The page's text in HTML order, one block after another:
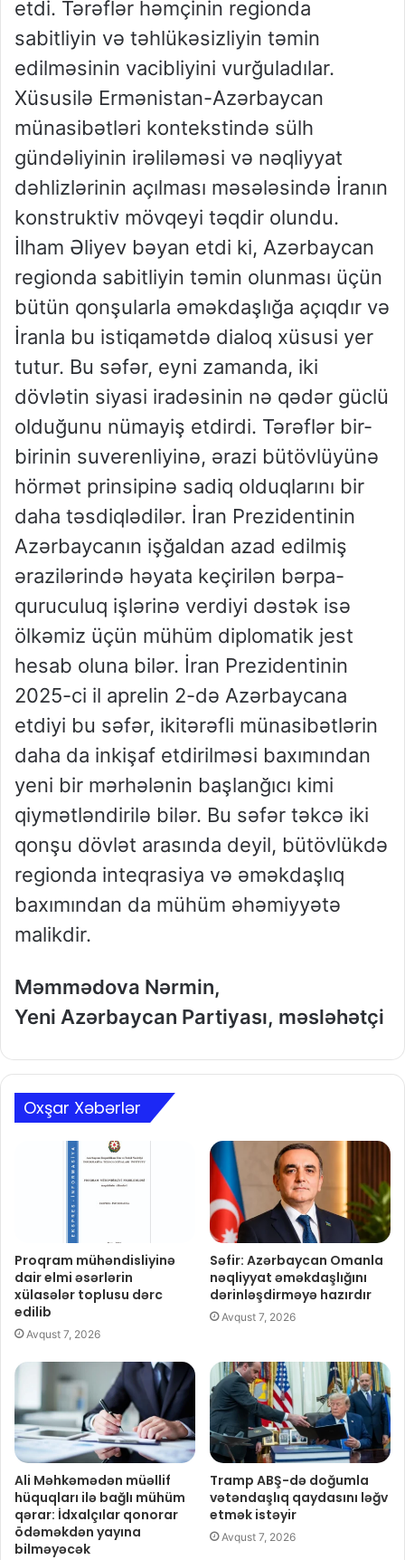
etdi. Tərəflər həmçinin regionda
sabitliyin və təhlükəsizliyin təmin
edilməsinin vacibliyini vurğuladılar.
Xüsusilə Ermənistan-Azərbaycan
münasibətləri kontekstində sülh
gündəliyinin irəliləməsi və nəqliyyat
dəhlizlərinin açılması məsələsində İranın
konstruktiv mövqeyi təqdir olundu.
İlham Əliyev bəyan etdi ki, Azərbaycan
regionda sabitliyin təmin olunması üçün
bütün qonşularla əməkdaşlığa açıqdır və
İranla bu istiqamətdə dialoq xüsusi yer
tutur. Bu səfər, eyni zamanda, iki
dövlətin siyasi iradəsinin nə qədər güclü
olduğunu nümayiş etdirdi. Tərəflər bir-
birinin suverenliyinə, ərazi bütövlüyünə
hörmət prinsipinə sadiq olduqlarını bir
daha təsdiqlədilər. İran Prezidentinin
Azərbaycanın işğaldan azad edilmiş
ərazilərində həyata keçirilən bərpa-
quruculuq işlərinə verdiyi dəstək isə
ölkəmiz üçün mühüm diplomatik jest
hesab oluna bilər. İran Prezidentinin
2025-ci il aprelin 2-də Azərbaycana
etdiyi bu səfər, ikitərəfli münasibətlərin
daha da inkişaf etdirilməsi baxımından
yeni bir mərhələnin başlanğıcı kimi
qiymətləndirilə bilər. Bu səfər təkcə iki
qonşu dövlət arasında deyil, bütövlükdə
regionda inteqrasiya və əməkdaşlıq
baxımından da mühüm əhəmiyyətə
malikdir.
Məmmədova Nərmin,
Yeni Azərbaycan Partiyası, məsləhətçi
Oxşar Xəbərlər
Proqram mühəndisliyinə
dair elmi əsərlərin
xülasələr toplusu dərc
edilib
Avqust 7, 2026
Səfir: Azərbaycan Omanla
nəqliyyat əməkdaşlığını
dərinləşdirməyə hazırdır
Avqust 7, 2026
Ali Məhkəmədən müəllif
hüquqları ilə bağlı mühüm
qərar: İdxalçılar qonorar
ödəməkdən yayına
bilməyəcək
Tramp ABŞ-də doğumla
vətəndaşlıq qaydasını ləğv
etmək istəyir
Avqust 7, 2026